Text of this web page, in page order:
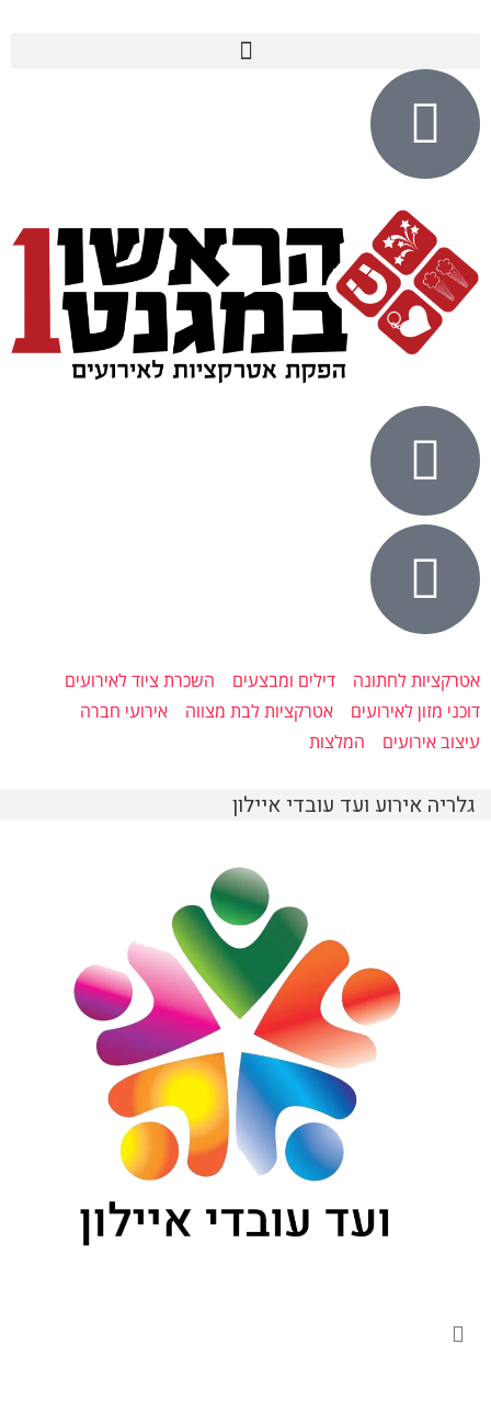
אטרקציות לחתונה דילים ומבצעים
השכרת ציוד לאירועים
דוכני מזון לאירועים
אטרקציות לבת מצווה
אירועי חברה
עיצוב אירועים
המלצות
גלריה אירוע ועד עובדי איילון